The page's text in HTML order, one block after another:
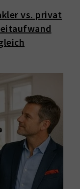
vs. privat